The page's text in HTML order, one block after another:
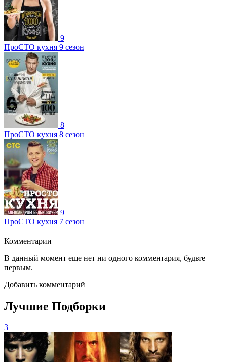
9
ПроСТО кухня 9 сезон
8
ПроСТО кухня 8 сезон
9
ПроСТО кухня 7 сезон
Комментарии
В данный момент еще нет ни одного комментария, будьте
первым.
Добавить комментарий
Лучшие Подборки
3